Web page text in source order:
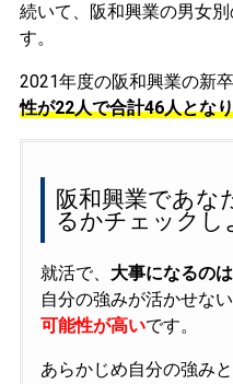
続いて、阪和興業の男女
す。
2021年度の阪和興業の新卒
性が22人で合計46人とな
阪和興業であな
るかチェックし
就活で、 大事になるの
自分の強みが活かせな
可能性が高いです。
あらかじめ自分の強み